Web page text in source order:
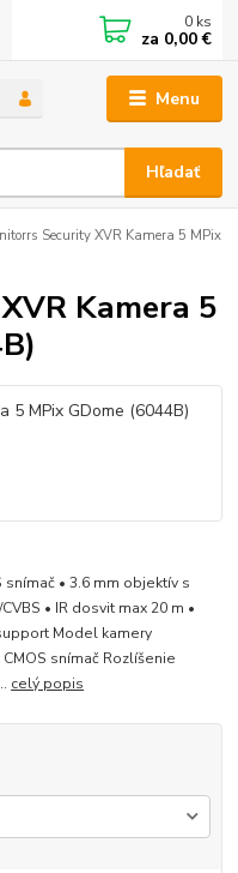
Menu
Hľadať
0 ks
za 0,00 €
Security XVR Kamera 5 MPix
Kamera 5
snímač • 3.6 mm objektív s
• IR dosvit max 20 m •
Model kamery
snímač Rozlíšenie
celý popis